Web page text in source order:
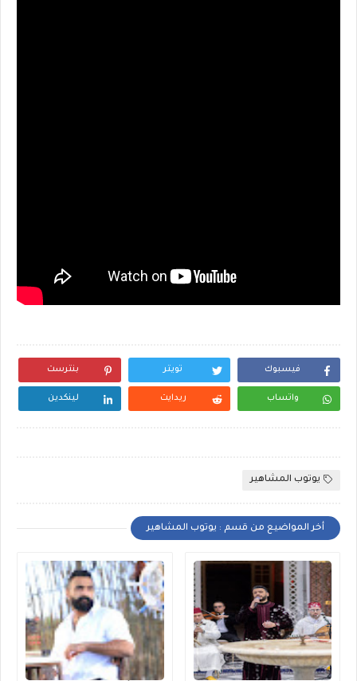
فيسبوك تويتر بنترست
واتساب ريدايت لينكدين
يوتوب المشاهير
أخر المواضيع من قسم : يوتوب المشاهير